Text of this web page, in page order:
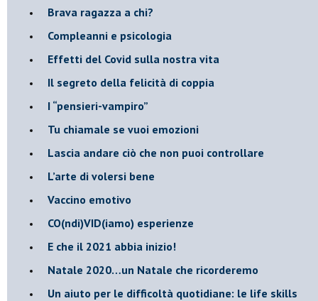
​Brava ragazza a chi?
​Compleanni e psicologia
Effetti del Covid sulla nostra vita
Il segreto della felicità di coppia
​I “pensieri-vampiro”
​Tu chiamale se vuoi emozioni
​Lascia andare ciò che non puoi controllare
L’arte di volersi bene
​Vaccino emotivo
CO(ndi)VID(iamo) esperienze
​E che il 2021 abbia inizio!
​Natale 2020…un Natale che ricorderemo
Un aiuto per le difficoltà quotidiane: le life skills